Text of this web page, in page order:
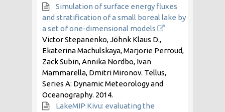
Simulation of surface energy fluxes
and stratification of a small boreal lake by
a set of one-dimensional models
Victor Stepanenko, Jöhnk Klaus D.,
Ekaterina Machulskaya, Marjorie Perroud,
Zack Subin, Annika Nordbo, Ivan
Mammarella, Dmitri Mironov. Tellus,
Series A: Dynamic Meteorology and
Oceanography. 2014.
LakeMIP Kivu: evaluating the